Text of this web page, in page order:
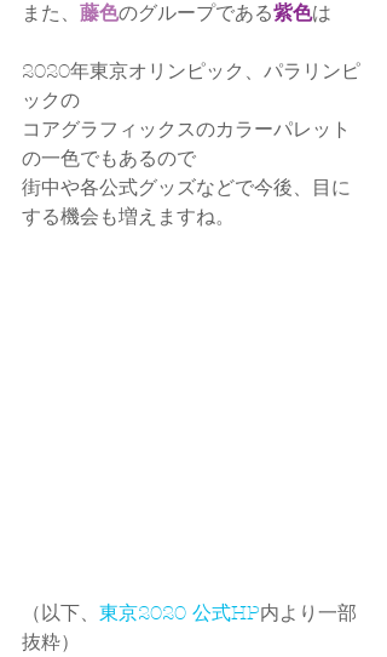
また、 藤色のグループである紫色は
2020年東京オリンピック、パラリンピ
ックの
コアグラフィックスのカラーパレット
の一色でもあるので
街中や各公式グッズなどで今後、目に
する機会も増えますね。
（以下、 東京2020 公式HP内より一部
抜粋）